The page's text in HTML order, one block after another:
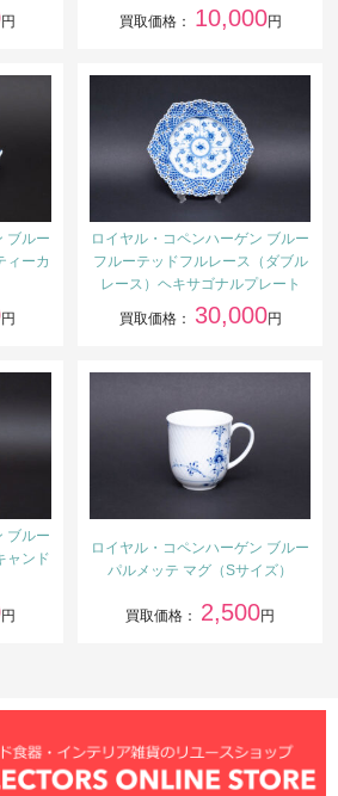
円 買取価格： 10,000円
ブルー
ィーカ
円
ロイヤル・コペンハーゲン ブルー
フルーテッドフルレース（ダブル
レース）ヘキサゴナルプレート
買取価格： 30,000円
ブルー
ャンド
円
ロイヤル・コペンハーゲン ブルー
パルメッテ マグ（Sサイズ）
買取価格： 2,500円